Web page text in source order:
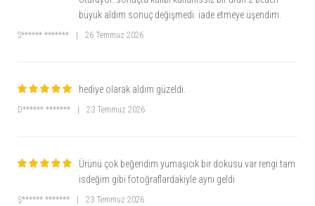
büyük aldım sonuç değişmedi. iade etmeye üşendim.
S****** ******* 26 Temmuz 2026
hediye olarak aldım güzeldi.
D****** ******* 23 Temmuz 2026
Ürünü çok beğendim yumaşıcık bir dokusu var rengi tam
isdeğim gibi fotoğraflardakiyle aynı geldi
Ş****** ******* 23 Temmuz 2026